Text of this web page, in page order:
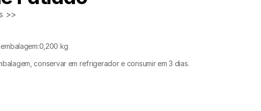
>>
0,200 kg
conservar em refrigerador e consumir em 3 dias.